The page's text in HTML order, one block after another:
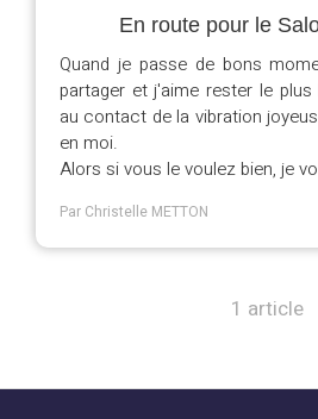
En route pour le
Quand je passe de bons
partager et j'aime rester le
au contact de la vibration
en moi.
Alors si vous le voulez bien, je
Par Christelle METTON
1 article